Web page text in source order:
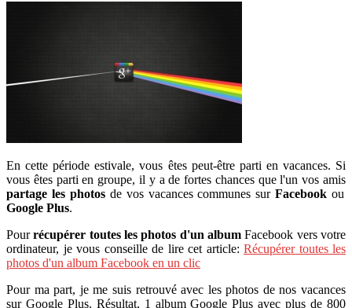
En cette période estivale, vous êtes peut-être parti en vacances. Si
vous êtes parti en groupe, il y a de fortes chances que l'un vos amis
partage les photosde vos vacances communes surFacebook ou
Google Plus.
Pourrécupérer toutes les photos d'un album Facebook vers votre
ordinateur, je vous conseille de lire cet article: Récupérer toutes les
photos d'un album Facebook en un clic
Pour ma part, je me suis retrouvé avec les photos de nos vacances
sur Google Plus. Résultat, 1 album Google Plus avec plus de 800